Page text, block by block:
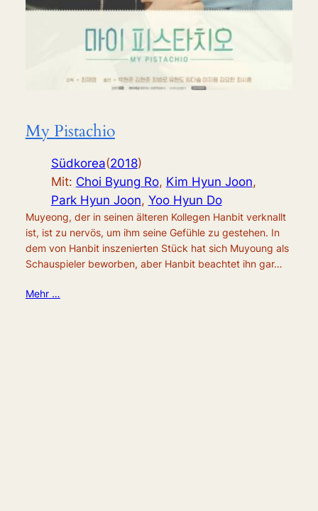
My Pistachio
Südkorea(2018)
Mit: Choi Byung Ro, Kim Hyun Joon,
Park Hyun Joon, Yoo Hyun Do
Muyeong, der in seinen älteren Kollegen Hanbit verknallt
ist, ist zu nervös, um ihm seine Gefühle zu gestehen. In
dem von Hanbit inszenierten Stück hat sich Muyoung als
Schauspieler beworben, aber Hanbit beachtet ihn gar…
Mehr …